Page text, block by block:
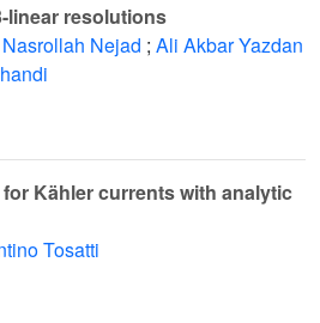
linear resolutions
Nejad ; Ali Akbar Yazdan
Kähler currents with analytic
Tosatti